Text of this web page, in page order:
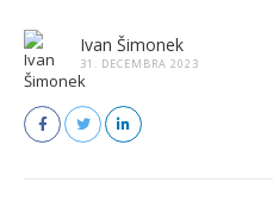
Ivan Šimonek
31. DECEMBRA 2023